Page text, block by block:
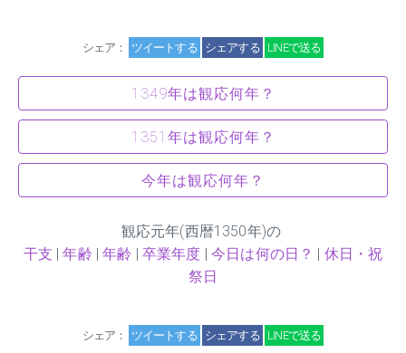
シェア： ツイートする シェアする LINEで送る
1349年は観応何年？
1351年は観応何年？
今年は観応何年？
観応元年(西暦1350年)の
干支 |年齢 |年齢 |卒業年度 |今日は何の日？ | 休日・祝
祭日
シェア： ツイートする シェアする LINEで送る